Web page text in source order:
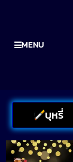
MENU
บุหรี่